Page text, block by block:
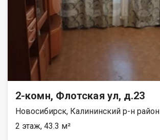
2-комн, Флотская ул, д.23
Новосибирск, Калининский р-н район
2 этаж, 43.3 м²